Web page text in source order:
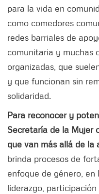
para la vida en
como comedores
redes barriales de
comunitaria y muchas
organizadas, que
y que funcionan sin
solidaridad.
Para reconocer y
Secretaría de la Mujer
que van más allá de la
brinda procesos de
enfoque de género, en
liderazgo,